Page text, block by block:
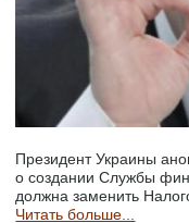
Президент Украины
о создании Службы
должна заменить
Читать больше...